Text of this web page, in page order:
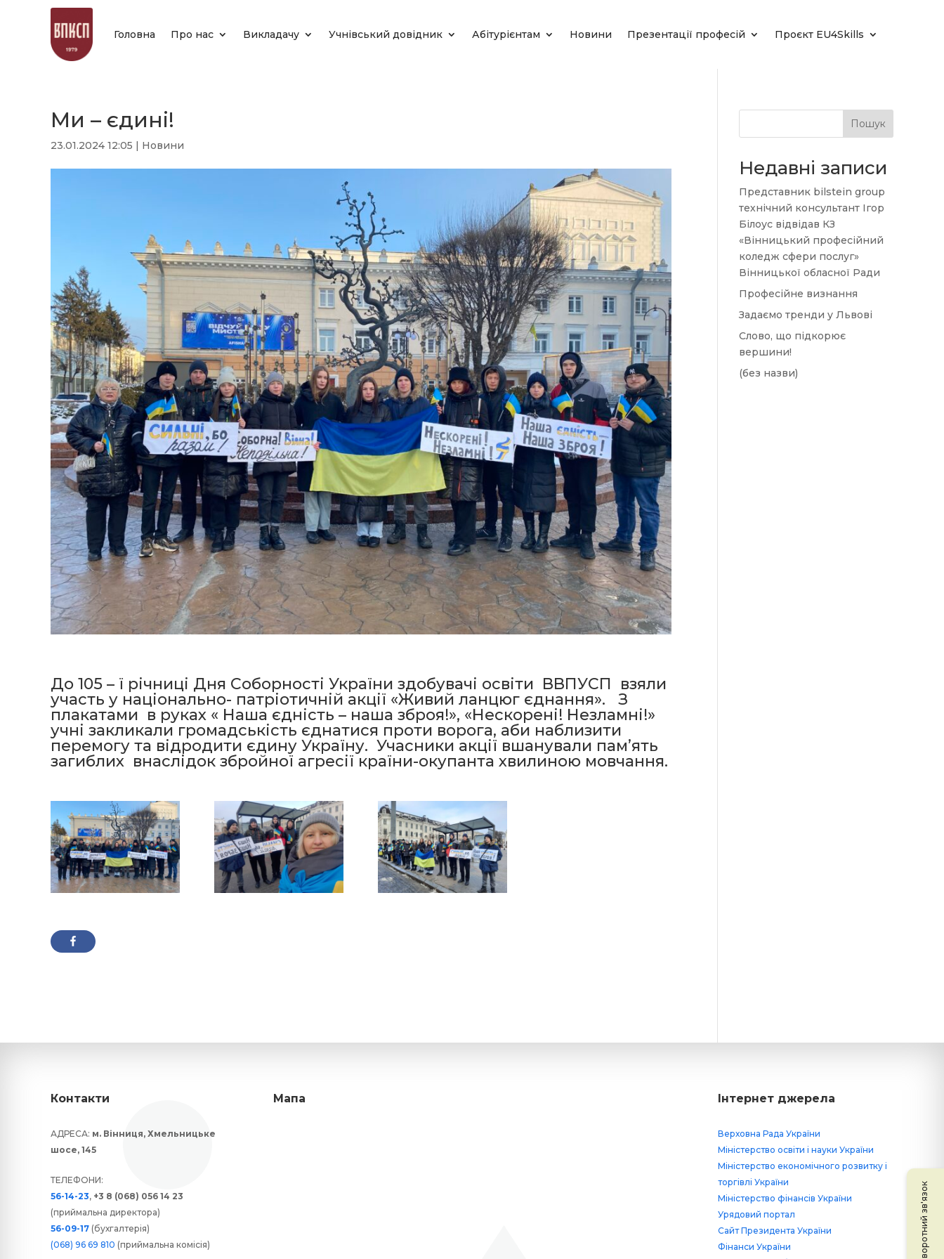
Головна Про нас Викладачу Учнівський довідник Абітурієнтам Новини Презентації професій Проєкт EU4Skills
Ми – єдині!
23.01.2024 12:05 | Новини
До 105 – ї річниці Дня Соборності України здобувачі освіти ВВПУСП взяли
участь у національно- патріотичній акції «Живий ланцюг єднання». З
плакатами в руках « Наша єдність – наша зброя!», «Нескорені! Незламні!»
учні закликали громадськість єднатися проти ворога, аби наблизити
перемогу та відродити єдину Україну. Учасники акції вшанували пам’ять
загиблих внаслідок збройної агресії країни-окупанта хвилиною мовчання.
Пошук
Недавні записи
Представник bilstein group
технічний консультант Ігор
Білоус відвідав КЗ
«Вінницький професійний
коледж сфери послуг»
Вінницької обласної Ради
Професійне визнання
Задаємо тренди у Львові
Слово, що підкорює
вершини!
(без назви)
Контакти
АДРЕСА: м. Вінниця, Хмельницьке
шосе, 145
ТЕЛЕФОНИ:
56-14-23, +3 8 (068) 056 14 23
(приймальна директора)
56-09-17 (бухгалтерія)
(068) 96 69 810 (приймальна комісія)
Мапа Інтернет джерела
Верховна Рада України
Міністерство освіти і науки України
Міністерство економічного розвитку і
торгівлі України
Міністерство фінансів України
Урядовий портал
Сайт Президента України
Фінанси України
Зворотний зв'язок